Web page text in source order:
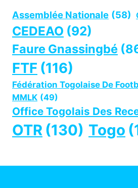
Assemblée Nationale (58)
CEDEAO (92)
Faure Gnassingbé
FTF (116)
Fédération Togolaise De
MMLK (49)
Office Togolais Des
OTR (130) Togo